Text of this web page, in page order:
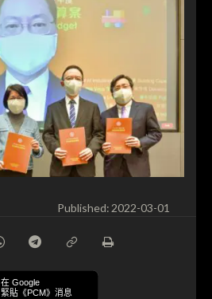
Published:2022-03-01
在 Google
緊貼《PCM》消息